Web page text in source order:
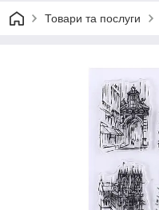
Товари та послуги